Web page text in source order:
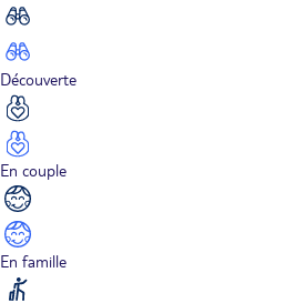
Découverte
En couple
En famille